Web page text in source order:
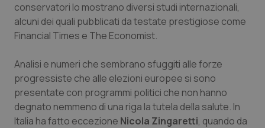
Lazio
Lombardia
Marche
Diabete & glucometri
Dolore
Donna & Salute
conservatori lo mostrano diversi studi internazionali,
alcuni dei quali pubblicati da testate prestigiose come
Financial Times e The Economist.
Analisi e numeri che sembrano sfuggiti alle forze
progressiste che alle elezioni europee si sono
presentate con programmi politici che non hanno
degnato nemmeno di una riga la tutela della salute. In
Italia ha fatto eccezione Nicola Zingaretti, quando da